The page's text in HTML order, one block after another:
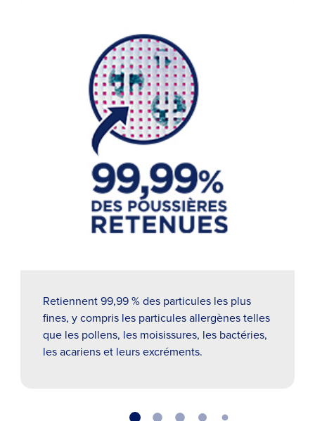
Retiennent 99,99 % des particules les plus
fines, y compris les particules allergènes telles
que les pollens, les moisissures, les bactéries,
les acariens et leurs excréments.